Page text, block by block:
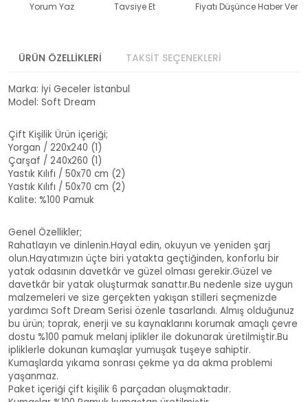
Yorum Yaz Tavsiye Et Fiyatı Düşünce Haber Ver
ÜRÜN ÖZELLİKLERİ TAKSİT SEÇENEKLERİ
Marka: İyi Geceler İstanbul
Model: Soft Dream
Çift Kişilik Ürün içeriği;
Yorgan / 220x240 (1)
Çarşaf / 240x260 (1)
Yastık Kılıfı / 50x70 cm (2)
Yastık Kılıfı / 50x70 cm (2)
Kalite: %100 Pamuk
Genel Özellikler;
Rahatlayın ve dinlenin.Hayal edin, okuyun ve yeniden şarj
olun.Hayatımızın üçte biri yatakta geçtiğinden, konforlu bir
yatak odasının davetkâr ve güzel olması gerekir.Güzel ve
davetkâr bir yatak oluşturmak sanattır.Bu nedenle size uygun
malzemeleri ve size gerçekten yakışan stilleri seçmenizde
yardımcı Soft Dream Serisi özenle tasarlandı. Almış olduğunuz
bu ürün; toprak, enerji ve su kaynaklarını korumak amaçlı çevre
dostu %100 pamuk melanj iplikler ile dokunarak üretilmiştir.Bu
ipliklerle dokunan kumaşlar yumuşak tuşeye sahiptir.
Kumaşlarda yıkama sonrası çekme ya da akma problemi
yaşanmaz.
Paket içeriği çift kişilik 6 parçadan oluşmaktadır.